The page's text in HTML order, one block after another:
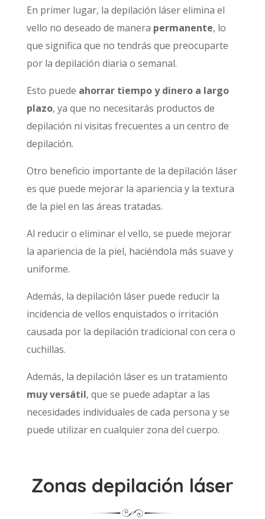
En primer lugar, la depilación láser elimina el
vello no deseado de manera permanente, lo
que significa que no tendrás que preocuparte
por la depilación diaria o semanal.
Esto puede ahorrar tiempo y dinero a largo
plazo, ya que no necesitarás productos de
depilación ni visitas frecuentes a un centro de
depilación.
Otro beneficio importante de la depilación láser
es que puede mejorar la apariencia y la textura
de la piel en las áreas tratadas.
Al reducir o eliminar el vello, se puede mejorar
la apariencia de la piel, haciéndola más suave y
uniforme.
Además, la depilación láser puede reducir la
incidencia de vellos enquistados o irritación
causada por la depilación tradicional con cera o
cuchillas.
Además, la depilación láser es un tratamiento
muy versátil, que se puede adaptar a las
necesidades individuales de cada persona y se
puede utilizar en cualquier zona del cuerpo.
Zonas depilación láser